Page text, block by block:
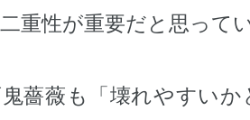
重性が重要だと思って
薔薇も「壊れやすいか